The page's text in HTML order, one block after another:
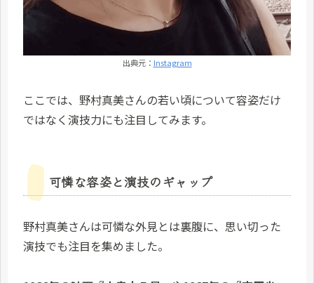
出典元： Instagram
ここでは、野村真美さんの若い頃について容姿だけ
ではなく演技力にも注目してみます。
可憐な容姿と演技のギャップ
野村真美さんは可憐な外見とは裏腹に、思い切った
演技でも注目を集めました。